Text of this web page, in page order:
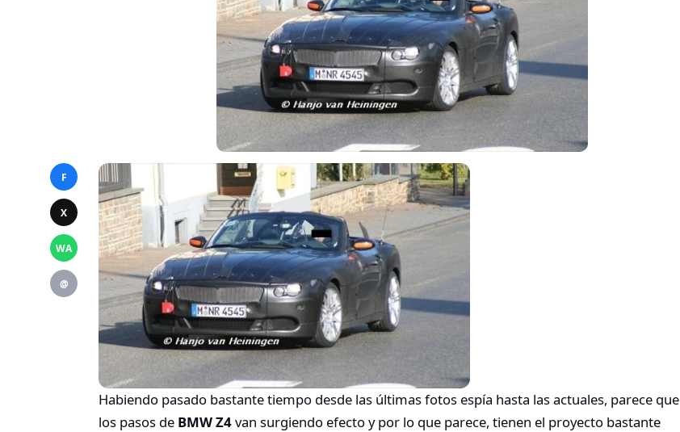
F
X
WA
@
Habiendo pasado bastante tiempo desde las últimas fotos espía hasta las actuales, parece que
los pasos de BMW Z4van surgiendo efecto y por lo que parece, tienen el proyecto bastante